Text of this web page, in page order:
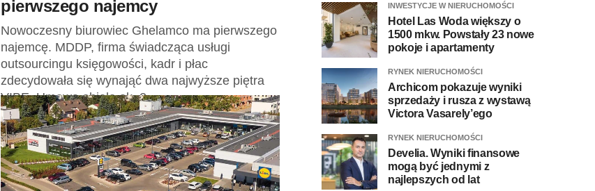
pierwszego najemcy
Nowoczesny biurowiec Ghelamco ma pierwszego
najemcę. MDDP, firma świadcząca usługi
outsourcingu księgowości, kadr i płac
zdecydowała się wynająć dwa najwyższe piętra
VIBE. Umowa objęła ok. 2...
INWESTYCJE W NIERUCHOMOŚCI
Hotel Las Woda większy o
1500 mkw. Powstały 23 nowe
pokoje i apartamenty
RYNEK NIERUCHOMOŚCI
Archicom pokazuje wyniki
sprzedaży i rusza z wystawą
Victora Vasarely’ego
RYNEK NIERUCHOMOŚCI
Develia. Wyniki finansowe
mogą być jednymi z
najlepszych od lat